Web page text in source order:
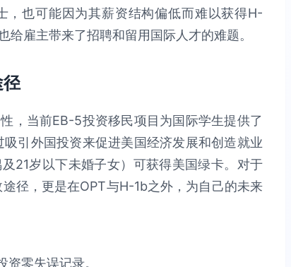
，也可能因为其薪资结构偏低而难以获得H-
雇主带来了招聘和留用国际人才的难题。
，当前EB-5投资移民项目为国际学生提供了
引外国投资来促进美国经济发展和创造就业
21岁以下未婚子女）可获得美国绿卡。对于
径，更是在OPT与H-1b之外，为自己的未来
零失误​​记录。